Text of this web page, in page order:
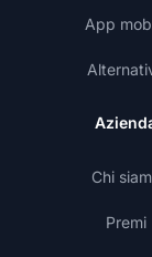
App
Chi
Premi